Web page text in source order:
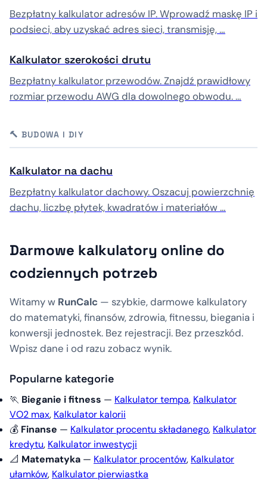
Bezpłatny kalkulator adresów IP. Wprowadź maskę IP i
podsieci, aby uzyskać adres sieci, transmisję, …
Kalkulator szerokości drutu
Bezpłatny kalkulator przewodów. Znajdź prawidłowy
rozmiar przewodu AWG dla dowolnego obwodu. …
🔨 BUDOWA I DIY
Kalkulator na dachu
Bezpłatny kalkulator dachowy. Oszacuj powierzchnię
dachu, liczbę płytek, kwadratów i materiałów …
Darmowe kalkulatory online do
codziennych potrzeb
Witamy w RunCalc — szybkie, darmowe kalkulatory
do matematyki, finansów, zdrowia, fitnessu, biegania i
konwersji jednostek. Bez rejestracji. Bez przeszkód.
Wpisz dane i od razu zobacz wynik.
Popularne kategorie
🏃 Bieganie i fitness — Kalkulator tempa, Kalkulator
VO2 max, Kalkulator kalorii
💰 Finanse — Kalkulator procentu składanego, Kalkulator
kredytu, Kalkulator inwestycji
📐 Matematyka — Kalkulator procentów, Kalkulator
ułamków, Kalkulator pierwiastka